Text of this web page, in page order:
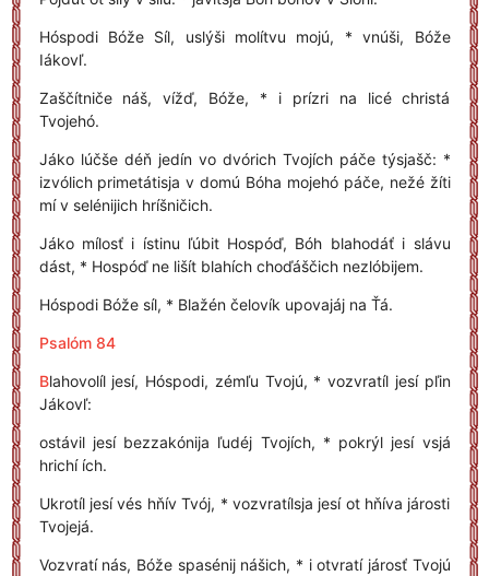
Hóspodi Bóže Síl, uslýši molítvu mojú, * vnúši, Bóže
Iákovľ.
Zaščítniče náš, vížď, Bóže, * i prízri na licé christá
Tvojehó.
Jáko lúčše déň jedín vo dvórich Tvojích páče týsjašč: *
izvólich primetátisja v domú Bóha mojehó páče, nežé žíti
mí v selénijich hríšničich.
Jáko mílosť i ístinu ľúbit Hospóď, Bóh blahodáť i slávu
dást, * Hospóď ne lišít blahích choďáščich nezlóbijem.
Hóspodi Bóže síl, * Blažén čelovík upovajáj na Ťá.
Psalóm 84
Blahovolíl jesí, Hóspodi, zémľu Tvojú, * vozvratíl jesí pľin
Jákovľ:
ostávil jesí bezzakónija ľudéj Tvojích, * pokrýl jesí vsjá
hrichí ích.
Ukrotíl jesí vés hňív Tvój, * vozvratílsja jesí ot hňíva járosti
Tvojejá.
Vozvratí nás, Bóže spasénij nášich, * i otvratí járosť Tvojú